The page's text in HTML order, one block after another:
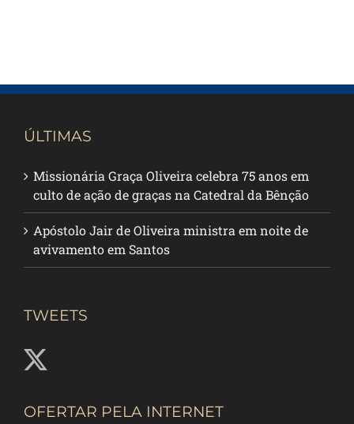
ÚLTIMAS
Missionária Graça Oliveira celebra 75 anos em
culto de ação de graças na Catedral da Bênção
Apóstolo Jair de Oliveira ministra em noite de
avivamento em Santos
TWEETS
OFERTAR PELA INTERNET